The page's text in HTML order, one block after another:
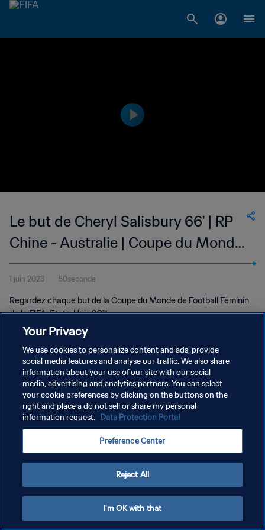
Le but de Cheryl Salisbury 66' | RP
Chine - Australie | Coupe du Monde
de Football Féminin de la FIFA,
Etats-Unis 99™
1 juin 2023 50seconde
Regardez chaque but de la Coupe du Monde de Football Féminin
de la FIFA, Etats-Unis 99™.
POLITIQUE DE CONFIDENTIALITÉ
CONDITIONS D'UTILISATION
GÉRER VOS PRÉFÉRENCES SUR LES COOKIES
Your Privacy
We use cookies to personalize content and ads, provide
social media features and analyse our traffic. We also share
information about your use of our site with our social
media, advertising and analytics partners. You can select
your cookie preferences by clicking on the buttons on the
right and place a do not sell or share my personal
information request. Data Protection Portal
Preference Center
Reject All
I'm OK with that